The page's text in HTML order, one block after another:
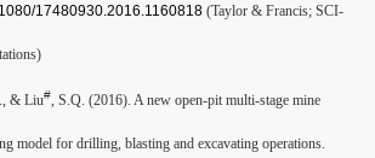
17480930.2016.1160818 (Taylor & Francis; SCI-
& Liu# , S.Q. (2016). A new open-pit multi-stage mine
model for drilling, blasting and excavating operations.